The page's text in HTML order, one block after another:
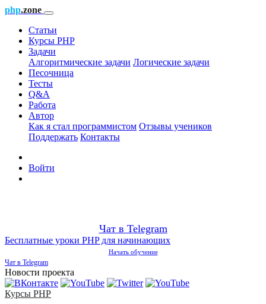
php.zone
Статьи
Курсы PHP
Задачи
Алгоритмические задачи Логические задачи
Песочница
Тесты
Q&A
Работа
Автор
Как я стал программистом Отзывы учеников
Поддержать Контакты
Войти
Чат в Telegram
Бесплатные уроки PHP для начинающих
Начать обучение
Чат в Telegram
Новости проекта
Курсы PHP